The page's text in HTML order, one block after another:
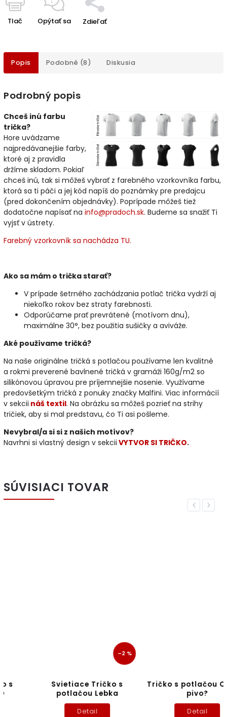
Tlač Opýtať sa Zdieľať
Popis Podobné (8) Diskusia
Podrobný popis
Chceš inú farbu
trička?
Hore uvádzame
najpredávanejšie farby,
ktoré aj z pravidla
držíme skladom. Pokiaľ
chceš inú, tak si môžeš vybrať z farebného vzorkovníka farbu,
ktorá sa ti páči a jej kód napíš do poznámky pre predajcu
(pred dokončením objednávky). Poprípade môžeš tiež
dodatočne napísať na info@pradoch.sk. Budeme sa snažiť Ti
vyjsť v ústrety.
Farebný vzorkovník sa nachádza TU.
Ako sa mám o trička starať?
V prípade šetrného zachádzania potlač trička vydrží aj
niekoľko rokov bez straty farebnosti.
Odporúčame prať prevrátené (motívom dnu),
maximálne 30°, bez použitia sušičky a aviváže.
Aké používame tričká?
Na naše originálne tričká s potlačou používame len kvalitné
a rokmi preverené bavlnené tričká v gramáži 160g/m2 so
silikónovou úpravou pre príjemnejšie nosenie. Využívame
predovšetkým tričká z ponuky značky Malfini. Viac informácií
v sekcii náš textil. Na obrázku sa môžeš pozrieť na strihy
tričiek, aby si mal predstavu, čo Ti asi pošleme.
Nevybral/a si si z našich motívov?
Navrhni si vlastný design v sekcii VYTVOR SI TRIČKO.
SÚVISIACI TOVAR
Previous
Svietiace Tričko s
potlačou Lebka
Tričko s potlačou Covid-
Next